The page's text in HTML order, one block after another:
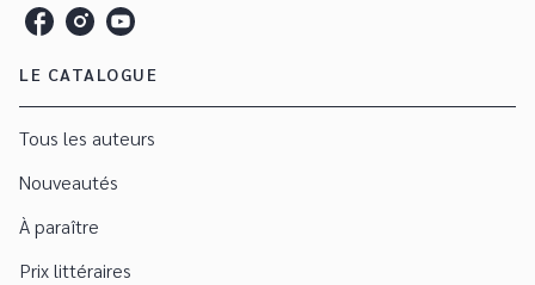
LE CATALOGUE
Tous les auteurs
Nouveautés
À paraître
Prix littéraires